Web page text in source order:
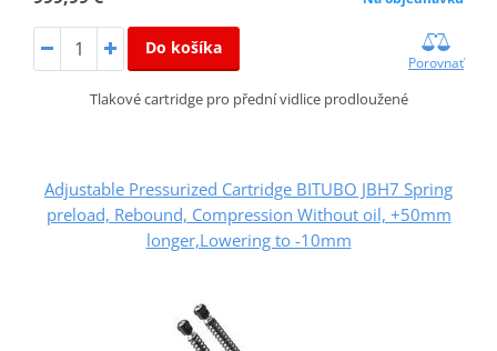
Do košíka
Porovnať
Tlakové cartridge pro přední vidlice prodloužené
Adjustable Pressurized Cartridge BITUBO JBH7 Spring
preload, Rebound, Compression Without oil, +50mm
longer,Lowering to -10mm